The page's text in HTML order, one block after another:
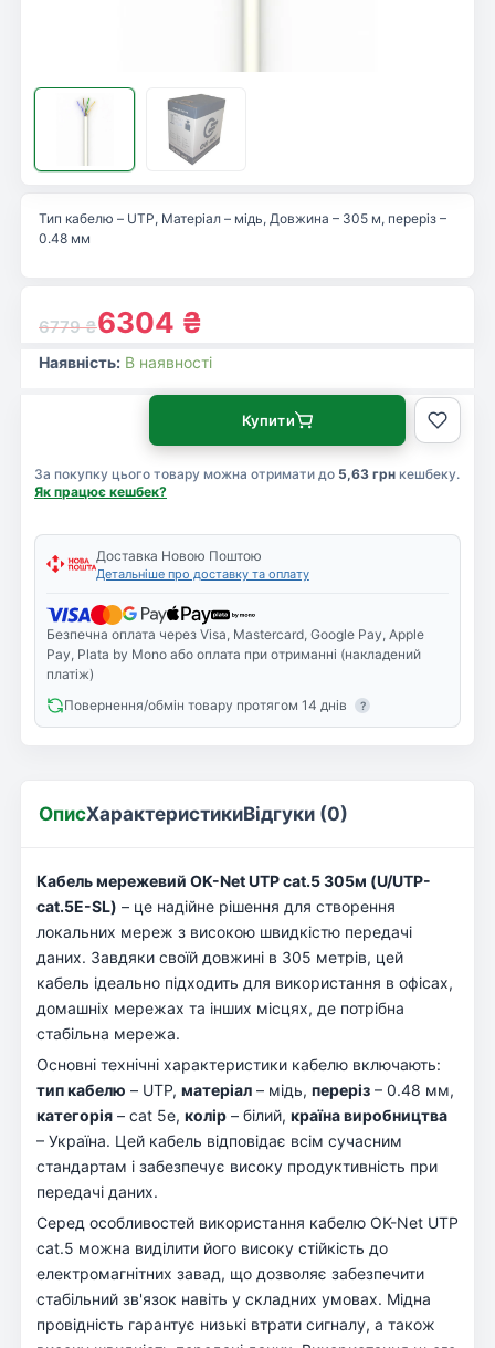
6779₴6304 ₴
Тип кабелю – UTP, Матеріал – мідь, Довжина – 305 м, переріз –
0.48 мм
Наявність: В наявності
За покупку цього товару можна отримати до 5,63 грн кешбеку.
Як працює кешбек?
Купити
Доставка Новою Поштою
Детальніше про доставку та оплату
Безпечна оплата через Visa, Mastercard, Google Pay, Apple
Pay, Plata by Mono або оплата при отриманні (накладений
платіж)
Повернення/обмін товару протягом 14 днів
?
ОписХарактеристикиВідгуки (0)
Кабель мережевий OK-Net UTP cat.5 305м (U/UTP-
cat.5Е-SL) – це надійне рішення для створення
локальних мереж з високою швидкістю передачі
даних. Завдяки своїй довжині в 305 метрів, цей
кабель ідеально підходить для використання в офісах,
домашніх мережах та інших місцях, де потрібна
стабільна мережа.
Основні технічні характеристики кабелю включають:
тип кабелю – UTP, матеріал – мідь, переріз – 0.48 мм,
категорія – cat 5e, колір – білий, країна виробництва
– Україна. Цей кабель відповідає всім сучасним
стандартам і забезпечує високу продуктивність при
передачі даних.
Серед особливостей використання кабелю OK-Net UTP
cat.5 можна виділити його високу стійкість до
електромагнітних завад, що дозволяє забезпечити
стабільний зв'язок навіть у складних умовах. Мідна
провідність гарантує низькі втрати сигналу, а також